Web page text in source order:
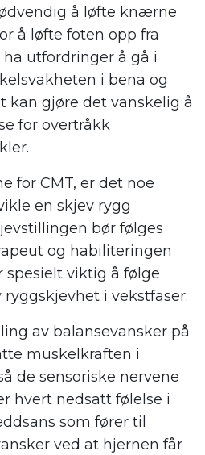
å løfte knærne
å løfte foten opp fra
utfordringer å gå i
i bena og
kan gjøre det vanskelig å
for overtråkk
for CMT, er det noe
en skjev rygg
bør følges
og habiliteringen
spesielt viktig å følge
i vekstfaser.
av balansevansker på
muskelkraften i
de sensoriske nervene
hvert nedsatt følelse i
som fører til
ved at hjernen får